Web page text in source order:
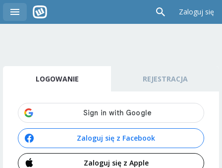
Zaloguj się
LOGOWANIE REJESTRACJA
Zaloguj się z Facebook
Zaloguj się z Apple